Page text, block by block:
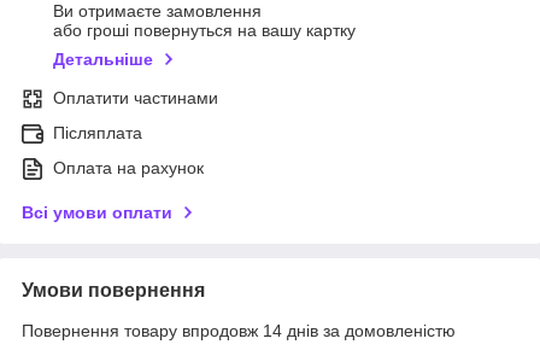
Ви отримаєте замовлення
або гроші повернуться на вашу картку
Детальніше
Оплатити частинами
Післяплата
Оплата на рахунок
Всі умови оплати
Умови повернення
Повернення товару впродовж 14 днів за домовленістю